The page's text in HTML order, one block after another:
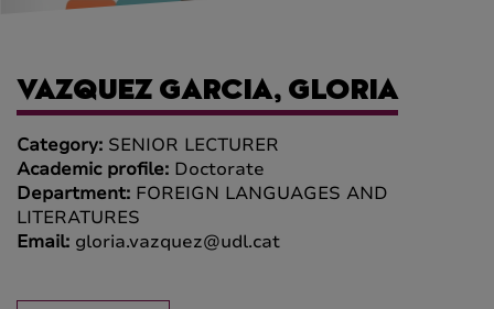
VAZQUEZ GARCIA, GLORIA
Category: SENIOR LECTURER
Academic profile: Doctorate
Department: FOREIGN LANGUAGES AND
LITERATURES
Email: gloria.vazquez@udl.cat